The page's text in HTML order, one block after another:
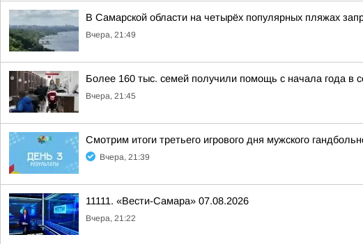
В Самарской области на четырёх популярных пляжах
Вчера, 21:49
Более 160 тыс. семей получили помощь с начала года в
Вчера, 21:45
Смотрим итоги третьего игрового дня мужского
Вчера, 21:39
11111. «Вести-Самара» 07.08.2026
Вчера, 21:22